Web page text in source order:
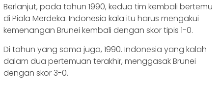
Berlanjut, pada tahun 1990, kedua tim kembali bertemu
di Piala Merdeka. Indonesia kala itu harus mengakui
kemenangan Brunei kembali dengan skor tipis 1-0.
Di tahun yang sama juga, 1990. Indonesia yang kalah
dalam dua pertemuan terakhir, menggasak Brunei
dengan skor 3-0.